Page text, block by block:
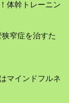
体幹トレーニン
窄症を治すた
マインドフルネ